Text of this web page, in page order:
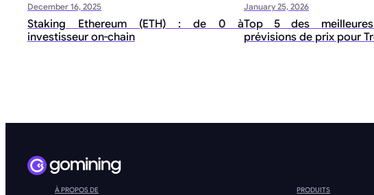
December 16, 2025
Staking Ethereum (ETH) : de 0 à
investisseur on-chain
January 25, 2026
Top 5 des
prévisions de prix pour
À PROPOS DE PRODUITS